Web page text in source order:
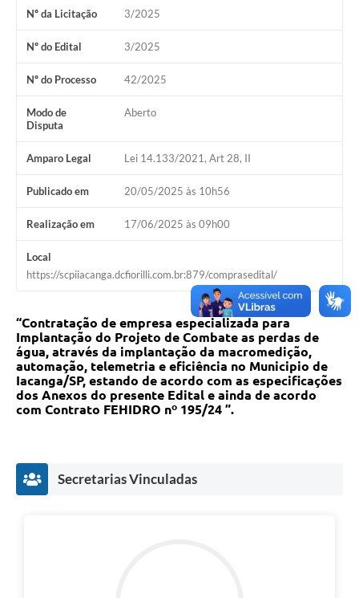
Nº da Licitação 3/2025
Nº do Edital 3/2025
Nº do Processo 42/2025
Modo de
Disputa
Aberto
Amparo Legal Lei 14.133/2021, Art 28, II
Publicado em 20/05/2025 às 10h56
Realização em 17/06/2025 às 09h00
Local
https://scpiiacanga.dcfiorilli.com.br:879/comprasedital/
“Contratação de empresa especializada para
Implantação do Projeto de Combate as perdas de
água, através da implantação da macromedição,
automação, telemetria e eficiência no Municipio de
Iacanga/SP, estando de acordo com as especificações
dos Anexos do presente Edital e ainda de acordo
com Contrato FEHIDRO nº 195/24 ”.
Secretarias Vinculadas